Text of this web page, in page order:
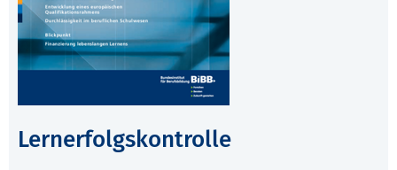
Lernerfolgskontrolle